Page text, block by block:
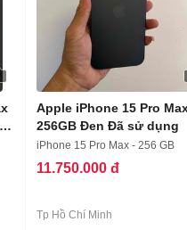
Apple iPhone 15 Pro
256GB Đen Đã sử dụng
iPhone 15 Pro Max - 256 GB
11.750.000 đ
Tp Hồ Chí Minh